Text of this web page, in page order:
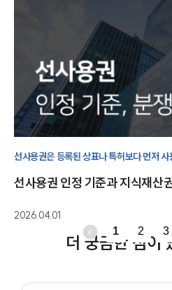
선사용권은 등록된 상표나 특허보다 먼저
수단으로 작용합니다.
선사용권 인정 기준과 지식재산
2026.04.01
1 2 3
더 궁금한 점이